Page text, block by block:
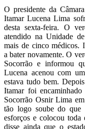
Telegram
O presidente da
Itamar Lucena Lima
desta sexta-feira. O
atendido na Unidade
mais de cinco médicos.
a bater novamente. O
Socorrão e informou
Lucena acenou com
estava tudo bem.
Itamar foi
Socorrão Osnir Lima
tão logo soube do que
esforços e colocou toda
disse ainda que o